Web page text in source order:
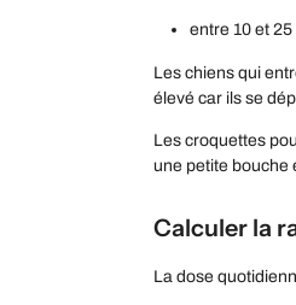
entre 10 et
Les chiens qui
élevé car ils se
Les croquettes
une petite bouche
Calculer la
La dose